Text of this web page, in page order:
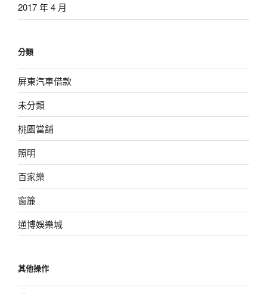
2017 年 4 月
分類
屏東汽車借款
未分類
桃園當舖
照明
百家樂
窗簾
通博娛樂城
其他操作